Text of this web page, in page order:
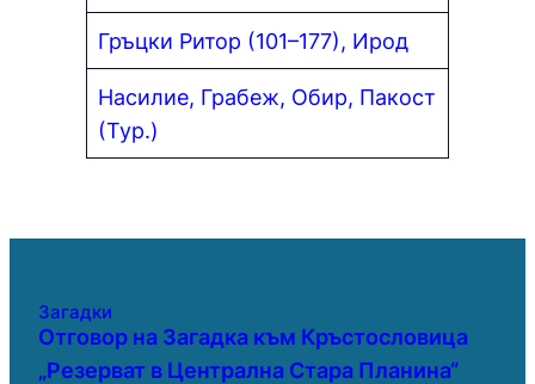
Гръцки Ритор (101–177), Ирод
Насилие, Грабеж, Обир, Пакост
(Тур.)
Загадки
Отговор на Загадка към Кръстословица
„Резерват в Централна Стара Планина“